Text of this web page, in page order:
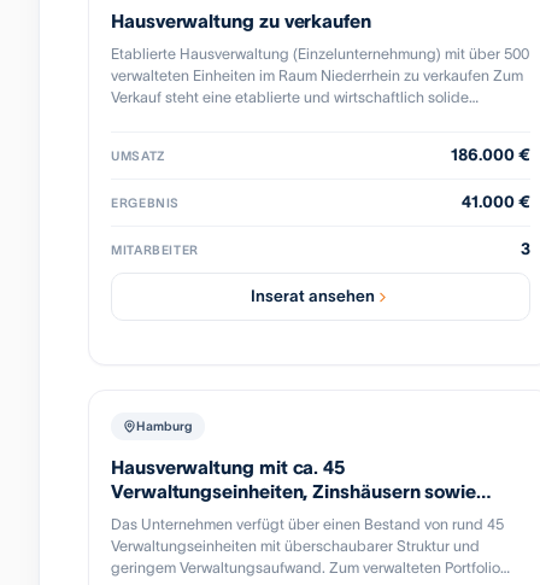
Hausverwaltung zu verkaufen
Etablierte Hausverwaltung (Einzelunternehmung) mit über 500
verwalteten Einheiten im Raum Niederrhein zu verkaufen Zum
Verkauf steht eine etablierte und wirtschaftlich solide
betreut aktuell einen Bestand von über 500 Wohn- und
Kundenbeziehungen sowie wiederkehrende Einnahmen aus
zeichnet sich durch eine schlanke Organisationsstruktur,
eingespielte Abläufe und eine hohe Kundenbindung aus. Die
bestehenden Prozesse ermöglichen eine effiziente
Verwaltung des Bestandes. Unternehmensmerkmale:
vorhanden gute Ergänzung für bestehende
Unternehmen eignet sich ideal als strategische Erweiterung
für: bestehende Hausverwaltungen, die ihren Bestand
eigenen Verwaltung Nachfolger, die einen bestehenden
Kundenstamm übernehmen möchten Eine strukturierte
Übergabe durch den bisherigen Eigentümer ist nach
UMSATZ 186.000 €
ERGEBNIS 41.000 €
MITARBEITER 3
Inserat ansehen
Hamburg
Hausverwaltung mit ca. 45
Verwaltungseinheiten, Zinshäusern sowie
WEG- und SEV-Verwaltungen
Das Unternehmen verfügt über einen Bestand von rund 45
Verwaltungseinheiten mit überschaubarer Struktur und
geringem Verwaltungsaufwand. Zum verwalteten Portfolio